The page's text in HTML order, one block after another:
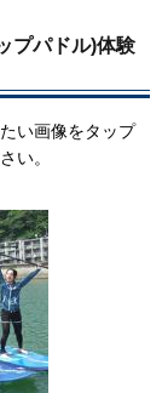
プパドル)体験
い画像をタップ
い。